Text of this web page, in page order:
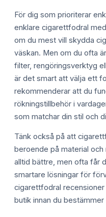
För dig som prioriterar
enklare cigarettfodral
om du mest vill skydda
väskan. Men om du ofta
filter, rengöringsverktyg
är det smart att välja ett
rekommenderar att du
rökningstillbehör i
som matchar din stil och
Tänk också på att
beroende på material
alltid bättre, men ofta får
smartare lösningar för
cigarettfodral recensioner
butik innan du bestämmer